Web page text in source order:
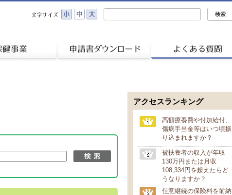
アクセスランキング
高額療養費や付加給付、
傷病手当金等はいつ頃振
り込まれますか？
被扶養者の収入が年収
130万円または月収
108,334円を超えたらど
うなりますか？
任意継続の保険料を前納